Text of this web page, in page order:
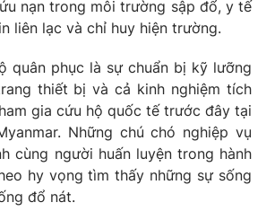
nạn trong môi trường sập đổ, y tế
liên lạc và chỉ huy hiện trường.
quân phục là sự chuẩn bị kỹ lưỡng
thiết bị và cả kinh nghiệm tích
gia cứu hộ quốc tế trước đây tại
Những chú chó nghiệp vụ
cùng người huấn luyện trong hành
hy vọng tìm thấy những sự sống
đổ nát.